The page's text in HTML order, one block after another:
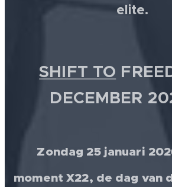
elite.
SHIFT TO
DECEMBER
Zondag 25 januari
moment X22, de dag van